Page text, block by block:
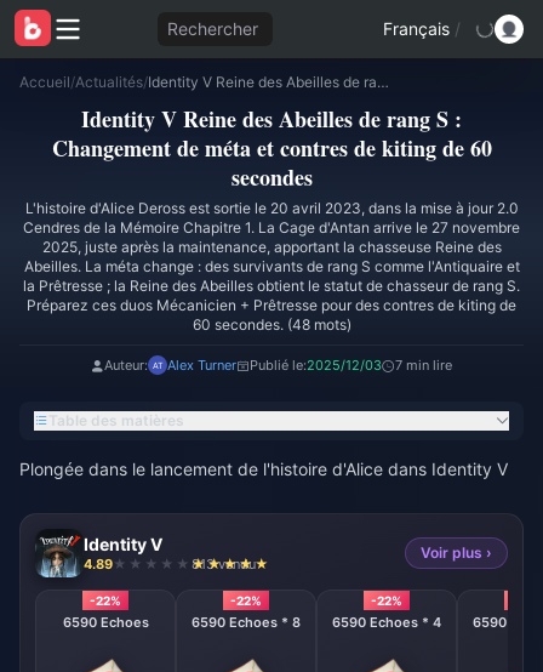
Rechercher Français /
Accueil/Actualités/ Identity V Reine des Abeilles de rang S : Changement de méta et contres de kiting de 60 secondes
Identity V Reine des Abeilles de rang S :
Changement de méta et contres de kiting de 60
secondes
L'histoire d'Alice Deross est sortie le 20 avril 2023, dans la mise à jour 2.0
Cendres de la Mémoire Chapitre 1. La Cage d'Antan arrive le 27 novembre
2025, juste après la maintenance, apportant la chasseuse Reine des
Abeilles. La méta change : des survivants de rang S comme l'Antiquaire et
la Prêtresse ; la Reine des Abeilles obtient le statut de chasseur de rang S.
Préparez ces duos Mécanicien + Prêtresse pour des contres de kiting de
60 secondes. (48 mots)
Auteur: Alex Turner Publié le:2025/12/03 7 min lire
Table des matières
Plongée dans le lancement de l'histoire d'Alice dans Identity V
Identity V
4.89 813 vendu
Voir plus ›
-22%
6590 Echoes
-22%
6590 Echoes * 8
-22%
6590 Echoes * 4 6590